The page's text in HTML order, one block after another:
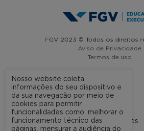
FGV 2023 © Todos os direitos
Aviso de Privacidade
Termos de uso
A FGV
Nossas Unidades
Nosso website coleta
informações do seu dispositivo e
da sua navegação por meio de
cookies para permitir
funcionalidades como: melhorar o
funcionamento técnico das
páginas, mensurar a audiência do